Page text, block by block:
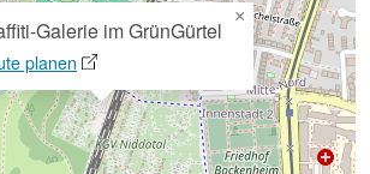
Galerie im GrünGürtel
planen
×